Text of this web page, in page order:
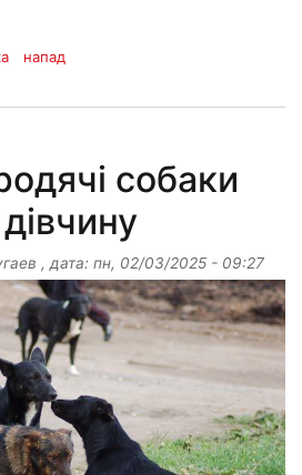
напад
собаки
, дата: пн, 02/03/2025 - 09:27